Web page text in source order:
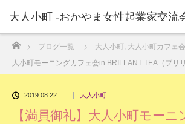
大人小町 -おかやま女性起業家交流
ブログ一覧 大人小町, 大人小町カフェ会
人小町モーニングカフェ会in BRILLANT TEA（ブリ
2019.08.22 大人小町
【満員御礼】大人小町モー